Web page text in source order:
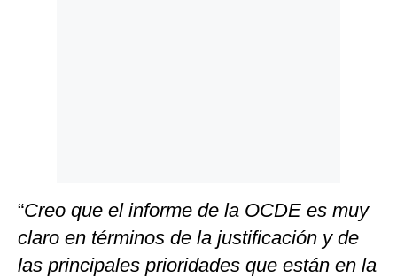
“Creo que el informe de la OCDE es muy
claro en términos de la justificación y de
las principales prioridades que están en la